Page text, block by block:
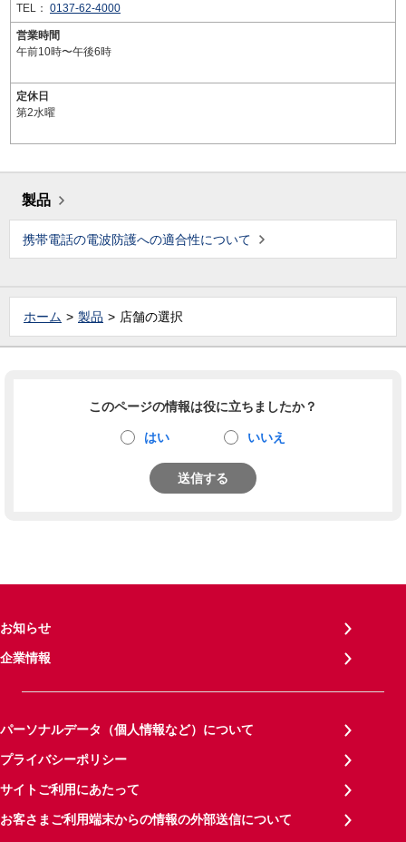
TEL： 0137-62-4000
営業時間
午前10時〜午後6時
定休日
第2水曜
製品
携帯電話の電波防護への適合性について
ホーム 製品 店舗の選択
このページの情報は役に立ちましたか？
はい いいえ
送信する
お知らせ
企業情報
パーソナルデータ（個人情報など）について
プライバシーポリシー
サイトご利用にあたって
お客さまご利用端末からの情報の外部送信について